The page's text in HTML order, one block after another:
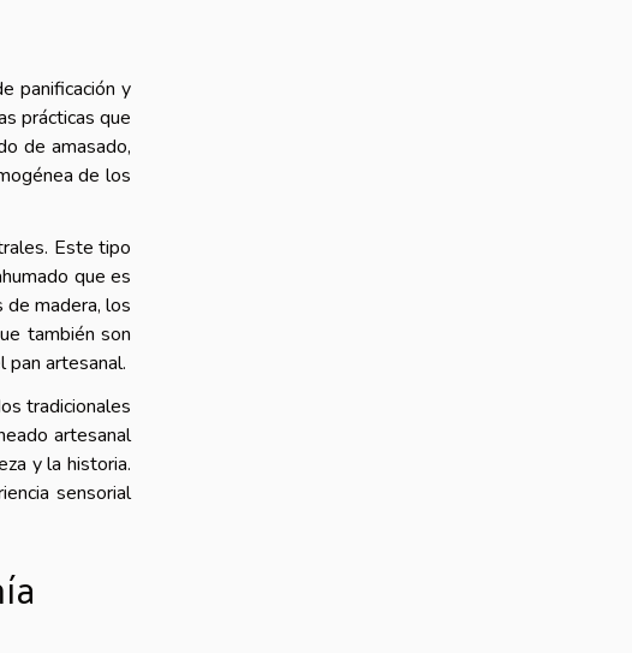
panificación y
prácticas que
de amasado,
de los
Este tipo
que es
de madera, los
también son
pan artesanal.
tradicionales
artesanal
y la historia.
sensorial